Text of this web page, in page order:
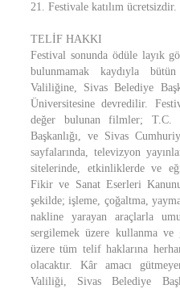
21. Festivale katılım ücretsizdir.
TELİF HAKKI
Festival sonunda ödüle layık
bulunmamak kaydıyla
Valiliğine, Sivas Belediye
Üniversitesine devredilir.
değer bulunan filmler; T.C.
Başkanlığı, ve Sivas
sayfalarında, televizyon
sitelerinde, etkinliklerde ve
Fikir ve Sanat Eserleri
şekilde; işleme, çoğaltma,
nakline yarayan araçlarla
sergilemek üzere kullanma
üzere tüm telif haklarına
olacaktır. Kâr amacı
Valiliği, Sivas Belediye